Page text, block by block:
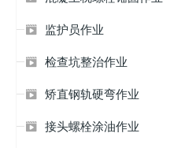
 监护员作业
 检查坑整治作业
 矫直钢轨硬弯作业
 接头螺栓涂油作业